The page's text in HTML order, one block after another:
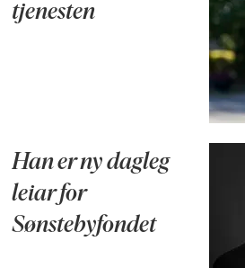
tjenesten
Han er ny dagleg
leiar for
Sønstebyfondet